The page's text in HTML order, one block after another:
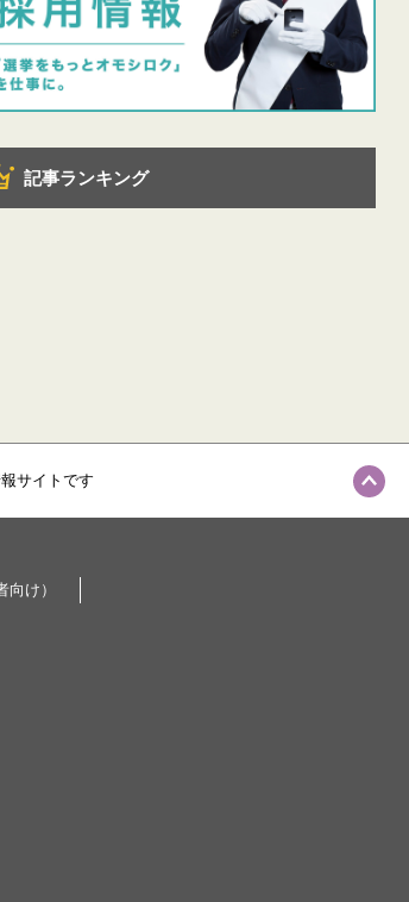
記事ランキング
サイトです
け）